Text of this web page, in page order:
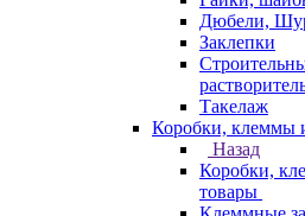
Дюбели,
Заклепки
Такелаж
Коробки, клеммы
Назад
Коробки,
товары